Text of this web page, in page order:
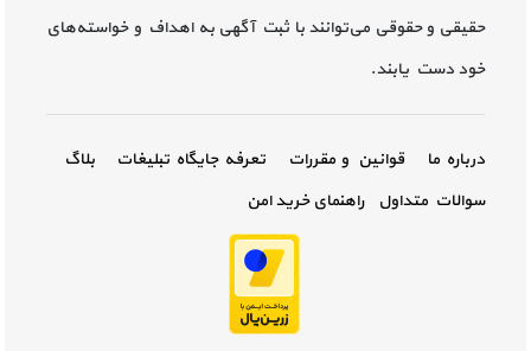
حقیقی و حقوقی می‌توانند با ثبت آگهی به اهداف و خواسته‌های
خود دست یابند.
درباره ما قوانین و مقررات تعرفه جایگاه تبلیغات
بلاگ
سوالات متداول
راهنمای خرید امن